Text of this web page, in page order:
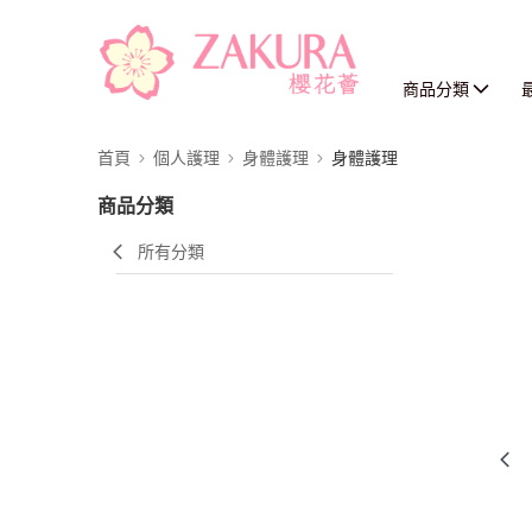
商品分類
首頁 個人護理 身體護理 身體護理
商品分類
所有分類